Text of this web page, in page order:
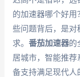
的加速器哪个好用
些问题背后，是对
求。 番茄加速器的
居城市，智能推
备支持满足现代人